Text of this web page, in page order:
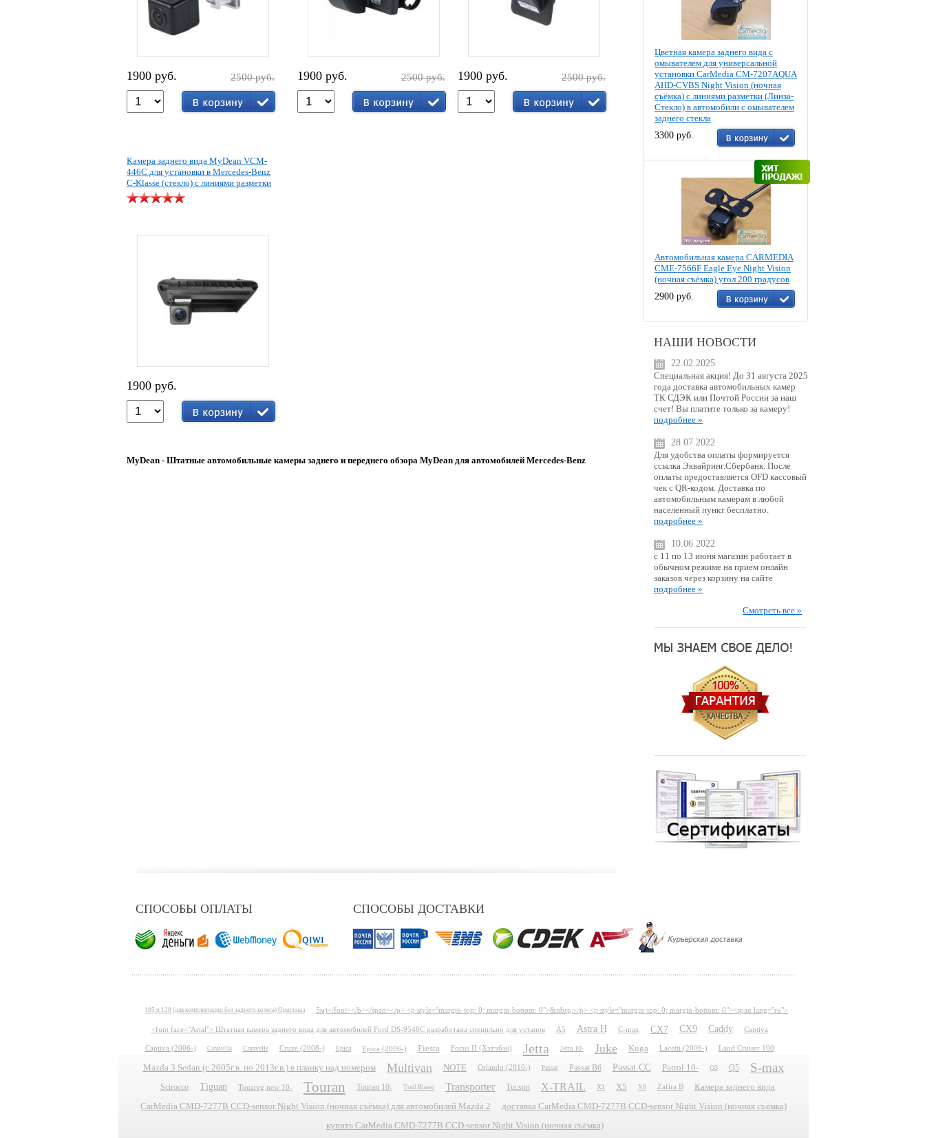
Цветная камера заднего вида c
омывателем для универсальной
установки CarMedia CM-7207AQUA
AHD-CVBS Night Vision (ночная
съёмка) с линиями разметки (Линза-
Стекло) в автомобили с омывателем
заднего стекла
3300 руб.
Автомобильная камера CARMEDIA
CME-7566F Eagle Eye Night Vision
(ночная съёмка) угол 200 градусов
2900 руб.
НАШИ НОВОСТИ
22.02.2025
Специальная акция! До 31 августа 2025
года доставка автомобильных камер
ТК СДЭК или Почтой России за наш
счет! Вы платите только за камеру!
подробнее »
28.07.2022
Для удобства оплаты формируется
ссылка Эквайринг.Сбербанк. После
оплаты предоставляется OFD кассовый
чек с QR-кодом. Доставка по
автомобильным камерам в любой
населенный пункт бесплатно.
подробнее »
10.06.2022
с 11 по 13 июня магазин работает в
обычном режиме на прием онлайн
заказов через корзину на сайте
подробнее »
Смотреть все »
1900 руб. 2500 руб. 1900 руб. 2500 руб. 1900 руб. 2500 руб.
Камера заднего вида MyDean VCM-
446C для установки в Mercedes-Benz
C-Klasse (стекло) с линиями разметки
1900 руб.
MyDean - Штатные автомобильные камеры заднего и переднего обзора MyDean для автомобилей Mercedes-Benz
СПОСОБЫ ОПЛАТЫ СПОСОБЫ ДОСТАВКИ
105 и 120 (для комплектации без заднего колеса) Оригинал 5м)</font></b></span></p> <p style="margin-top: 0; margin-bottom: 0">&nbsp;</p> <p style="margin-top: 0; margin-bottom: 0"><span lang="ru">
<font face="Arial"> Штатная камера заднего вида для автомобилей Ford DS-9548C разработана специльно для установ A5 Astra H C-max CX7 CX9 Caddy Captiva
Captiva (2006-) Caravella Caravelle Cruze (2008-) Epica Epica (2006-) Fiesta Focus II (Хэтчбэк) Jetta Jetta 10- Juke Kuga Lacetti (2006-) Land Cruiser 100
Mazda 3 Sedan (с 2005г.в. по 2013г.в.) в планку над номером Multivan NOTE Orlando (2010-) Passat Passat B6 Passat CC Patrol 10- Q3 Q5 S-max
Scirocco Tiguan Touareg new 10- Touran Touran 10- Trail Blaser Transporter Tucson X-TRAIL X1 X5 X6 Zafira B
Камера заднего вида
CarMedia CMD-7277B CCD-sensor Night Vision (ночная съёмка) для автомобилей Mazda 2
доставка CarMedia CMD-7277B CCD-sensor Night Vision (ночная съёмка)
купить CarMedia CMD-7277B CCD-sensor Night Vision (ночная съёмка)